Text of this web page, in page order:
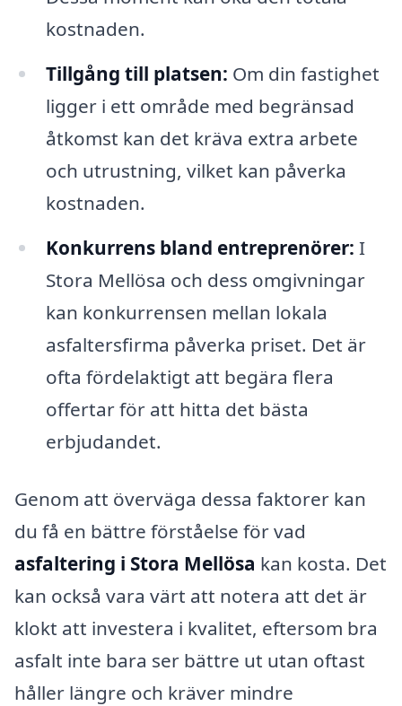
kostnaden.
Tillgång till platsen: Om din fastighet
ligger i ett område med begränsad
åtkomst kan det kräva extra arbete
och utrustning, vilket kan påverka
kostnaden.
Konkurrens bland entreprenörer: I
Stora Mellösa och dess omgivningar
kan konkurrensen mellan lokala
asfaltersfirma påverka priset. Det är
ofta fördelaktigt att begära flera
offertar för att hitta det bästa
erbjudandet.
Genom att överväga dessa faktorer kan
du få en bättre förståelse för vad
asfaltering i Stora Mellösa kan kosta. Det
kan också vara värt att notera att det är
klokt att investera i kvalitet, eftersom bra
asfalt inte bara ser bättre ut utan oftast
håller längre och kräver mindre